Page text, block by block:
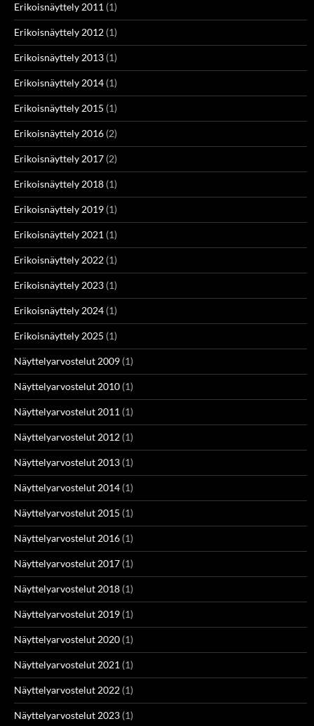
Erikoisnäyttely 2011 (1)
Erikoisnäyttely 2012 (1)
Erikoisnäyttely 2013 (1)
Erikoisnäyttely 2014 (1)
Erikoisnäyttely 2015 (1)
Erikoisnäyttely 2016 (2)
Erikoisnäyttely 2017 (2)
Erikoisnäyttely 2018 (1)
Erikoisnäyttely 2019 (1)
Erikoisnäyttely 2021 (1)
Erikoisnäyttely 2022 (1)
Erikoisnäyttely 2023 (1)
Erikoisnäyttely 2024 (1)
Erikoisnäyttely 2025 (1)
Näyttelyarvostelut 2009 (1)
Näyttelyarvostelut 2010 (1)
Näyttelyarvostelut 2011 (1)
Näyttelyarvostelut 2012 (1)
Näyttelyarvostelut 2013 (1)
Näyttelyarvostelut 2014 (1)
Näyttelyarvostelut 2015 (1)
Näyttelyarvostelut 2016 (1)
Näyttelyarvostelut 2017 (1)
Näyttelyarvostelut 2018 (1)
Näyttelyarvostelut 2019 (1)
Näyttelyarvostelut 2020 (1)
Näyttelyarvostelut 2021 (1)
Näyttelyarvostelut 2022 (1)
Näyttelyarvostelut 2023 (1)